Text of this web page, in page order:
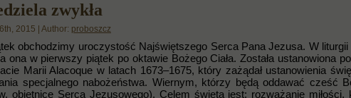
zwykła
2015 | Author: proboszcz
obchodzimy uroczystość Najświętszego Serca Pana Jezusa. W
ona w pierwszy piątek po oktawie Bożego Ciała. Została ustanowiona
Marii Alacoque w latach 1673–1675, który zażądał ustanowienia
specjalnego nabożeństwa. Wiernym, którzy będą oddawać cześć
obietnice Serca Jezusowego). Celem święta jest: rozważanie miłości,